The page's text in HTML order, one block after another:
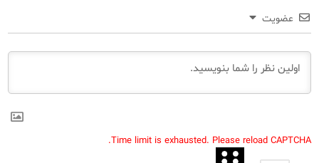
عضویت
Time limit is exhausted. Please reload CAPTCHA.